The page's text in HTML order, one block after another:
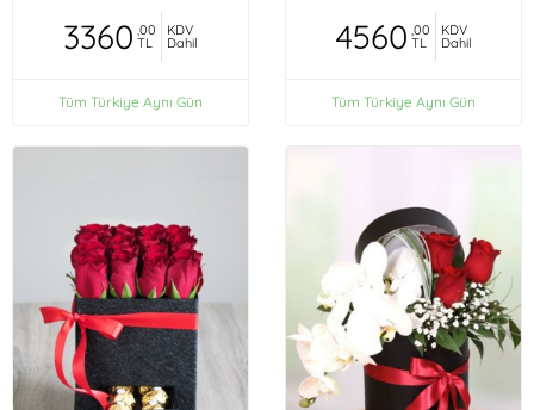
3360 ,00
TL
KDV
Dahil
Tüm Türkiye Aynı Gün
4560 ,00
TL
KDV
Dahil
Tüm Türkiye Aynı Gün